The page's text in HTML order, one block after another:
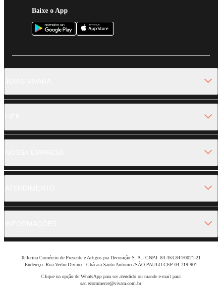
Baixe o App
Tellerina Comércio de Presente e Artigos pra Decoração S. A.- CNPJ: 84.453.844/0021-21
Endereço: Rua Verbo Divino - Chácara Santo Antonio /SÃO PAULO CEP 04.719-901
Clique na opção de WhatsApp para ser atendido ou mande e-mail para
sac.ecommerce@vivara.com.br